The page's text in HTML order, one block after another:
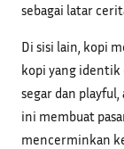
sebagai latar
Di sisi lain, kopi
kopi yang identik
segar dan playful,
ini membuat
mencerminkan